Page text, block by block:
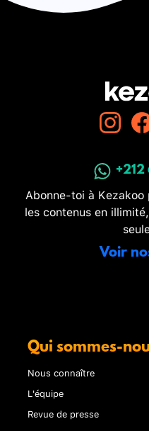
Abonne-toi à
les contenus en
Voir
Qui sommes-
Nous connaître
L'équipe
Revue de presse